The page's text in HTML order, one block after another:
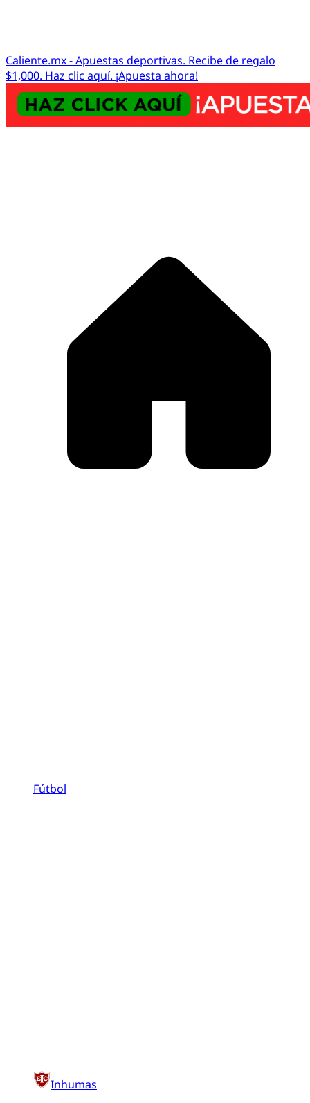
Caliente.mx - Apuestas deportivas. Recibe de regalo
$1,000. Haz clic aquí. ¡Apuesta ahora!
Fútbol
Inhumas